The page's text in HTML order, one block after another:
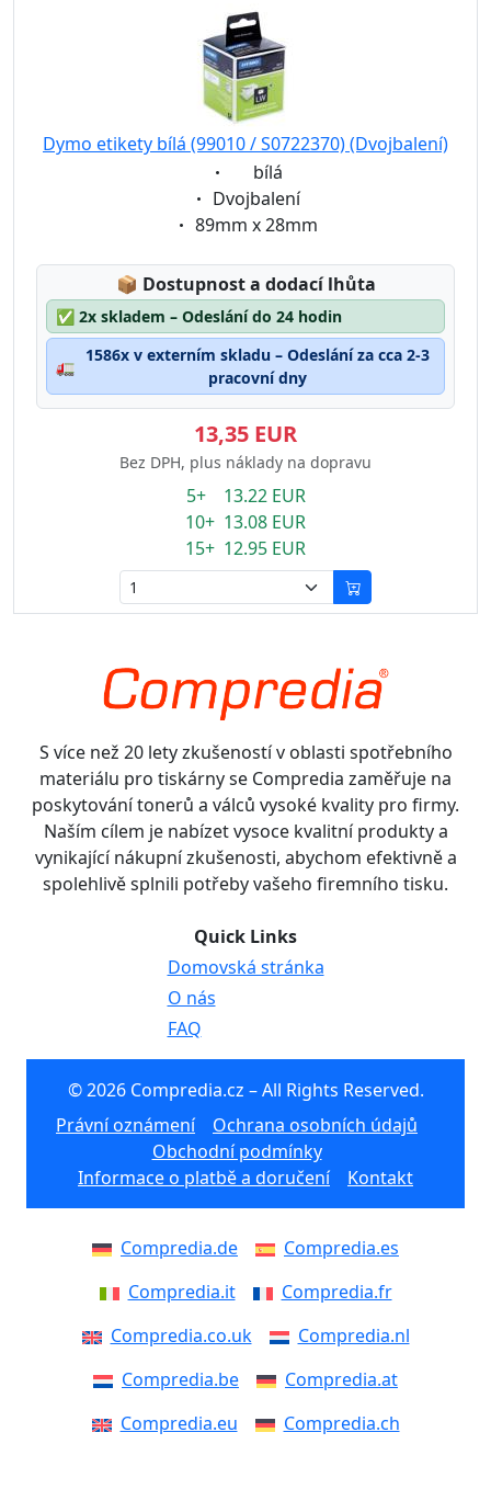
Dymo etikety bílá (99010 / S0722370) (Dvojbalení)
Eigenschaft:
bílá
Eigenschaft:
Dvojbalení
Eigenschaft:
89mm x 28mm
📦 Lagerstatus:
Dostupnost a dodací lhůta
✅ 2x skladem – Odeslání do 24 hodin
🚛
1586x v externím skladu – Odeslání za cca 2-3
pracovní dny
13,35 EUR
Bez DPH, plus náklady na dopravu
5+ 13.22 EUR
10+ 13.08 EUR
15+ 12.95 EUR
S více než 20 lety zkušeností v oblasti spotřebního
materiálu pro tiskárny se Compredia zaměřuje na
poskytování tonerů a válců vysoké kvality pro firmy.
Naším cílem je nabízet vysoce kvalitní produkty a
vynikající nákupní zkušenosti, abychom efektivně a
spolehlivě splnili potřeby vašeho firemního tisku.
Quick Links
Domovská stránka
O nás
FAQ
© 2026 Compredia.cz – All Rights Reserved.
Právní oznámení
Ochrana osobních údajů
Obchodní podmínky
Informace o platbě a doručení
Kontakt
Compredia.de
Compredia.es
Compredia.it
Compredia.fr
Compredia.co.uk
Compredia.nl
Compredia.be
Compredia.at
Compredia.eu
Compredia.ch